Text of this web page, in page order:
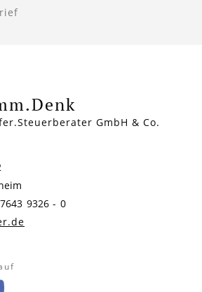
GmbH & Co.
9326 - 0